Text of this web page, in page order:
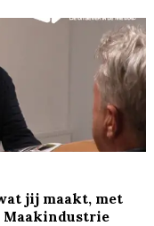
jij maakt, met
Maakindustrie